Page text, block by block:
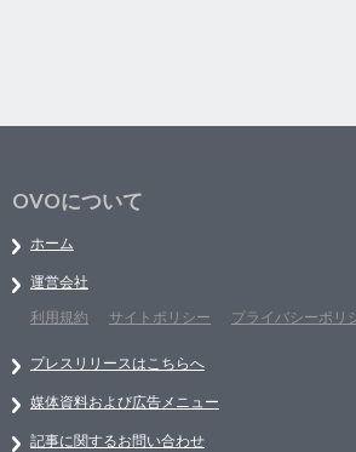
OVOについて
ホーム
運営会社
利用規約
サイトポリシー プライバシーポリ
プレスリリースはこちらへ
媒体資料および広告メニュー
記事に関するお問い合わせ